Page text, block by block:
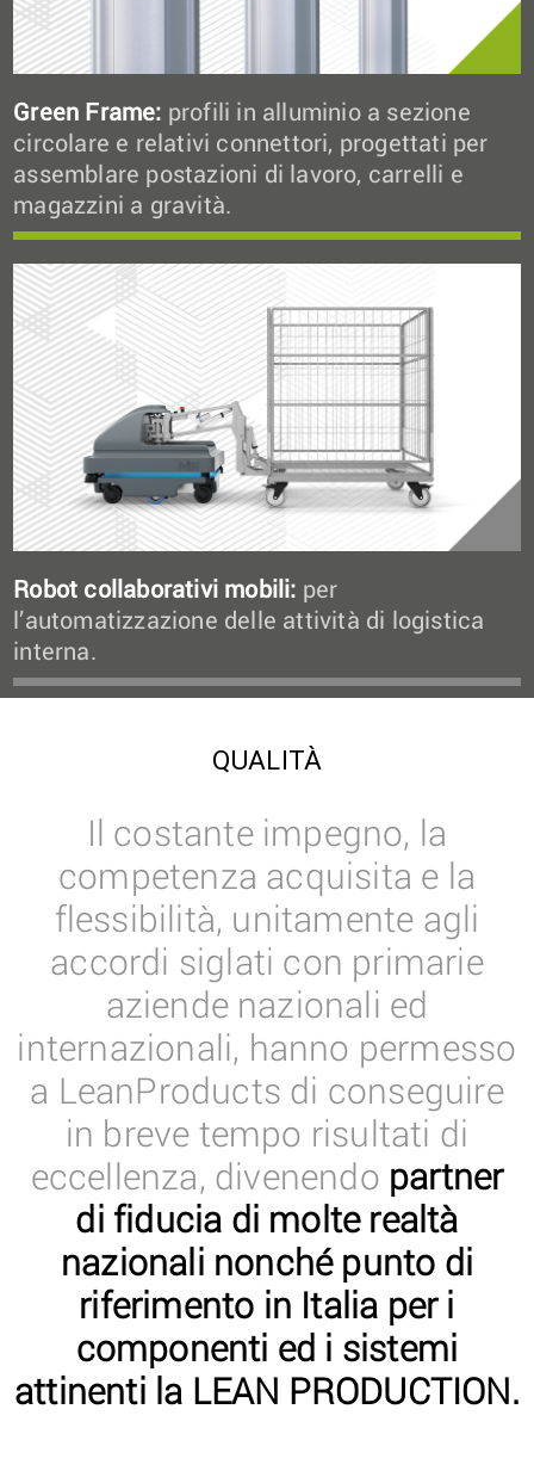
Green Frame: profili in alluminio a sezione
circolare e relativi connettori, progettati per
assemblare postazioni di lavoro, carrelli e
magazzini a gravità.
Robot collaborativi mobili: per
l’automatizzazione delle attività di logistica
interna.
QUALITÀ
Il costante impegno, la
competenza acquisita e la
flessibilità, unitamente agli
accordi siglati con primarie
aziende nazionali ed
internazionali, hanno permesso
a LeanProducts di conseguire
in breve tempo risultati di
eccellenza, divenendo partner
di fiducia di molte realtà
nazionali nonché punto di
riferimento in Italia per i
componenti ed i sistemi
attinenti la LEAN PRODUCTION.